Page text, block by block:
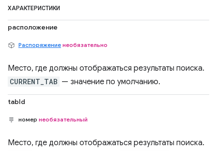
ХАРАКТЕРИСТИКИ
расположение
Распоряжение необязательно
Место, где должны отображаться результаты поиска.
CURRENT_TAB — значение по умолчанию.
tabId
номер необязательный
Место, где должны отображаться результаты поиска.